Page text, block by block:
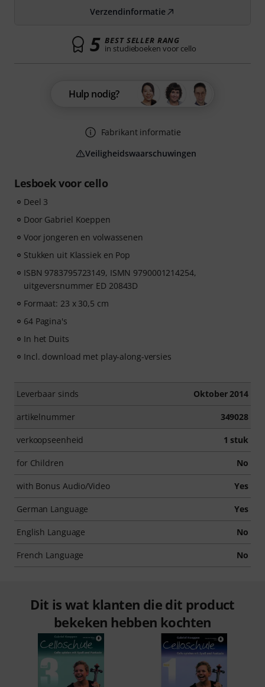
Lesboek voor cello
Deel 3
Door Gabriel Koeppen
Voor jongeren en volwassenen
Stukken uit Klassiek en Pop
ISBN 9783795723149, ISMN 9790001214254,
uitgeversnummer ED 20843D
Formaat: 23 x 30,5 cm
64 Pagina's
In het Duits
Incl. download met play-along-versies
Leverbaar sinds Oktober 2014
artikelnummer 349028
verkoopseenheid 1 stuk
for Children No
with Bonus Audio/Video Yes
German Language Yes
English Language No
French Language No
Verzendinformatie
5 BEST SELLER RANG
in studieboeken voor cello
Hulp nodig?
Fabrikant informatie
Veiligheidswaarschuwingen
Dit is wat klanten die dit product
bekeken hebben kochten